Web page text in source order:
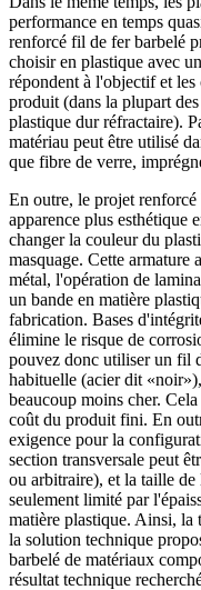
performance en temps
renforcé fil de fer barbelé
choisir en plastique avec
répondent à l'objectif et
produit (dans la plupart
plastique dur réfractaire).
matériau peut être utilisé
que fibre de verre,
En outre, le projet renforcé
apparence plus esthétique
changer la couleur du
masquage. Cette
métal, l'opération de
un bande en matière
fabrication. Bases
élimine le risque de
pouvez donc utiliser un fil
habituelle (acier dit
beaucoup moins cher.
coût du produit fini. En
exigence pour la
section transversale peut
ou arbitraire), et la taille
seulement limité par
matière plastique. Ainsi, la
la solution technique
barbelé de matériaux
résultat technique